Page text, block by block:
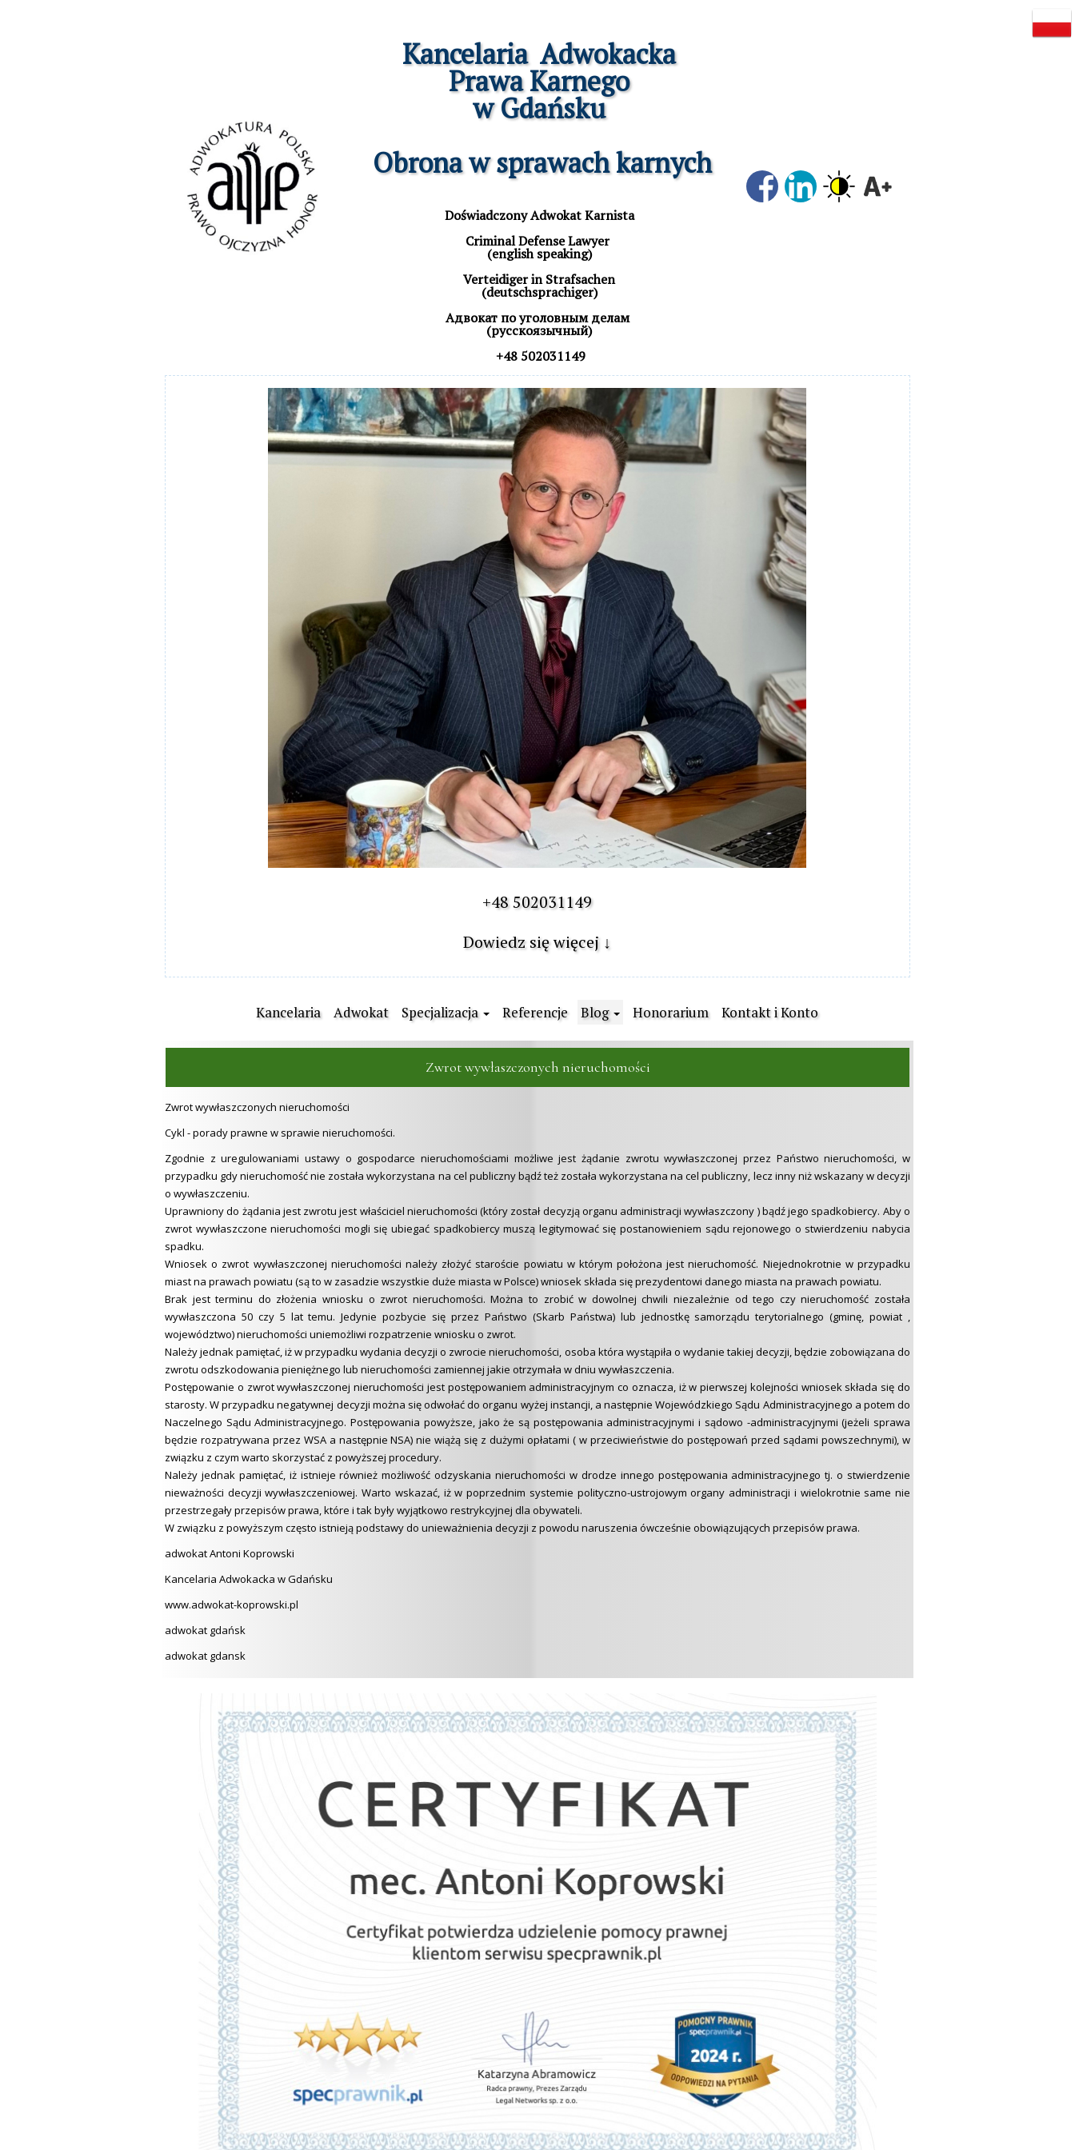
Kancelaria  Adwokacka
Prawa Karnego
w Gdańsku
Obrona w sprawach karnych
Doświadczony Adwokat Karnista
Criminal Defense Lawyer
(english speaking)
(deutschsprachiger)
Aдвокат по уголовным делам
(русскоязычный)
+48 502031149
+48 502031149
Dowiedz się więcej ↓
Kancelaria Adwokat Specjalizacja Referencje Blog Honorarium Kontakt i Konto
Zwrot wywłaszczonych nieruchomości
Zwrot wywłaszczonych nieruchomości
Cykl - porady prawne w sprawie nieruchomości.
Zgodnie z uregulowaniami ustawy o gospodarce nieruchomościami możliwe jest żądanie zwrotu wywłaszczonej przez Państwo nieruchomości, w
przypadku gdy nieruchomość nie została wykorzystana na cel publiczny bądź też została wykorzystana na cel publiczny, lecz inny niż wskazany w decyzji
o wywłaszczeniu.
Uprawniony do żądania jest zwrotu jest właściciel nieruchomości (który został decyzją organu administracji wywłaszczony ) bądź jego spadkobiercy. Aby o
zwrot wywłaszczone nieruchomości mogli się ubiegać spadkobiercy muszą legitymować się postanowieniem sądu rejonowego o stwierdzeniu nabycia
spadku.
Wniosek o zwrot wywłaszczonej nieruchomości należy złożyć staroście powiatu w którym położona jest nieruchomość. Niejednokrotnie w przypadku
miast na prawach powiatu (są to w zasadzie wszystkie duże miasta w Polsce) wniosek składa się prezydentowi danego miasta na prawach powiatu.
Brak jest terminu do złożenia wniosku o zwrot nieruchomości. Można to zrobić w dowolnej chwili niezależnie od tego czy nieruchomość została
wywłaszczona 50 czy 5 lat temu. Jedynie pozbycie się przez Państwo (Skarb Państwa) lub jednostkę samorządu terytorialnego (gminę, powiat ,
województwo) nieruchomości uniemożliwi rozpatrzenie wniosku o zwrot.
Należy jednak pamiętać, iż w przypadku wydania decyzji o zwrocie nieruchomości, osoba która wystąpiła o wydanie takiej decyzji, będzie zobowiązana do
zwrotu odszkodowania pieniężnego lub nieruchomości zamiennej jakie otrzymała w dniu wywłaszczenia.
Postępowanie o zwrot wywłaszczonej nieruchomości jest postępowaniem administracyjnym co oznacza, iż w pierwszej kolejności wniosek składa się do
starosty. W przypadku negatywnej decyzji można się odwołać do organu wyżej instancji, a następnie Wojewódzkiego Sądu Administracyjnego a potem do
Naczelnego Sądu Administracyjnego. Postępowania powyższe, jako że są postępowania administracyjnymi i sądowo -administracyjnymi (jeżeli sprawa
będzie rozpatrywana przez WSA a następnie NSA) nie wiążą się z dużymi opłatami ( w przeciwieństwie do postępowań przed sądami powszechnymi), w
związku z czym warto skorzystać z powyższej procedury.
Należy jednak pamiętać, iż istnieje również możliwość odzyskania nieruchomości w drodze innego postępowania administracyjnego tj. o stwierdzenie
nieważności decyzji wywłaszczeniowej. Warto wskazać, iż w poprzednim systemie polityczno-ustrojowym organy administracji i wielokrotnie same nie
przestrzegały przepisów prawa, które i tak były wyjątkowo restrykcyjnej dla obywateli.
W związku z powyższym często istnieją podstawy do unieważnienia decyzji z powodu naruszenia ówcześnie obowiązujących przepisów prawa.
adwokat Antoni Koprowski
Kancelaria Adwokacka w Gdańsku
www.adwokat-koprowski.pl
adwokat gdańsk
adwokat gdansk